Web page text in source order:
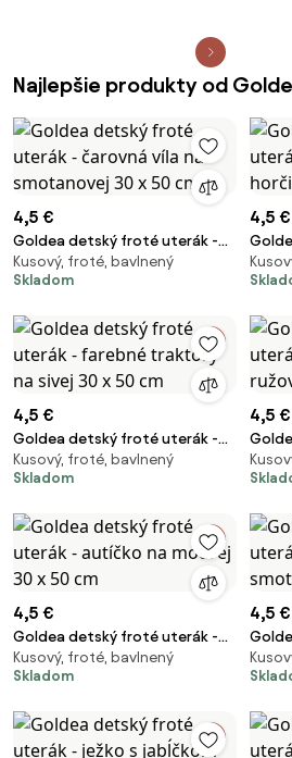
Najlepšie produkty od
4,5 €
Goldea detský froté uterák -
čarovná víla na smotanovej 30
x 50 cm
Kusový, froté, bavlnený
Skladom
4,5 €
bager
4,5 €
Goldea detský froté uterák -
farebné traktory na sivej 30 x
50 cm
Kusový, froté, bavlnený
Skladom
4,5 €
4,5 €
Goldea detský froté uterák -
autíčko na modrej 30 x 50 cm
Kusový, froté, bavlnený
Skladom
4,5 €
cm